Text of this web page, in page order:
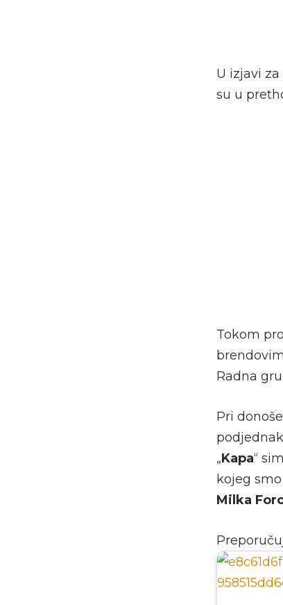
U izjavi
su u
Tokom
Radna
Pri
„Kapa“
kojeg
Milka